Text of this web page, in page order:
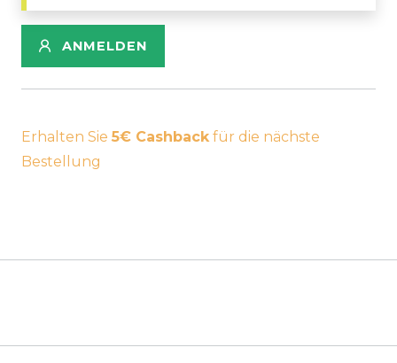
ANMELDEN
Erhalten Sie 5€ Cashbackfür die nächste
Bestellung